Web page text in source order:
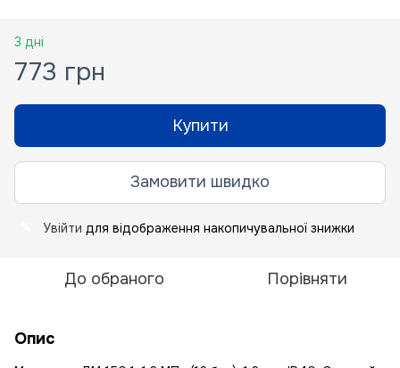
3 дні
773 грн
Купити
Замовити швидко
Увійти для відображення накопичувальної знижки
До обраного Порівняти
Опис